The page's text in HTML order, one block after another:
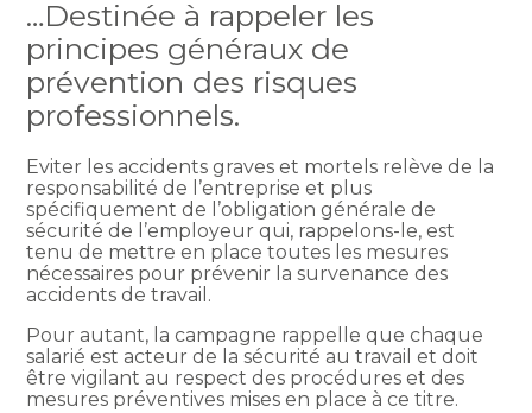
…Destinée à rappeler les
principes généraux de
prévention des risques
professionnels.
Eviter les accidents graves et mortels relève de la
responsabilité de l’entreprise et plus
spécifiquement de l’obligation générale de
sécurité de l’employeur qui, rappelons-le, est
tenu de mettre en place toutes les mesures
nécessaires pour prévenir la survenance des
accidents de travail.
Pour autant, la campagne rappelle que chaque
salarié est acteur de la sécurité au travail et doit
être vigilant au respect des procédures et des
mesures préventives mises en place à ce titre.